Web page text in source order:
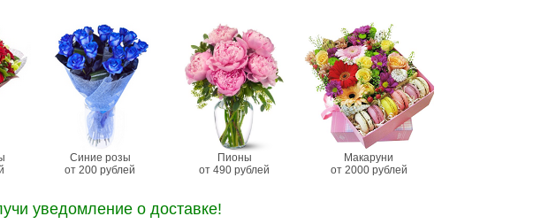
Синие розы
от 200 рублей
Пионы
от 490 рублей
Макаруни
от 2000 рублей
уведомление о доставке!